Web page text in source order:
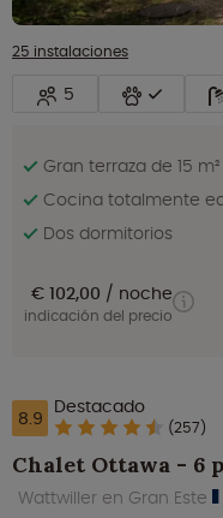
25 instalaciones
5
Gran terraza de 15
Cocina totalmente
Dos dormitorios
€ 102,00 noche
indicación del precio
8.9 Destacado
(257)
Chalet Ottawa - 6
Wattwiller en Gran Este